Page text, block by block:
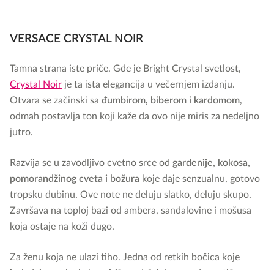
VERSACE CRYSTAL NOIR
Tamna strana iste priče. Gde je Bright Crystal svetlost,
Crystal Noir je ta ista elegancija u večernjem izdanju.
Otvara se začinski sa đumbirom, biberom i kardomom,
odmah postavlja ton koji kaže da ovo nije miris za nedeljno
jutro.
Razvija se u zavodljivo cvetno srce od gardenije, kokosa,
pomorandžinog cveta i božura koje daje senzualnu, gotovo
tropsku dubinu. Ove note ne deluju slatko, deluju skupo.
Završava na toploj bazi od ambera, sandalovine i mošusa
koja ostaje na koži dugo.
Za ženu koja ne ulazi tiho. Jedna od retkih bočica koje